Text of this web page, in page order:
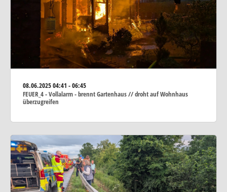
08.06.202504:41 - 06:45
FEUER_4 - Vollalarm - brennt Gartenhaus // droht auf Wohnhaus
überzugreifen